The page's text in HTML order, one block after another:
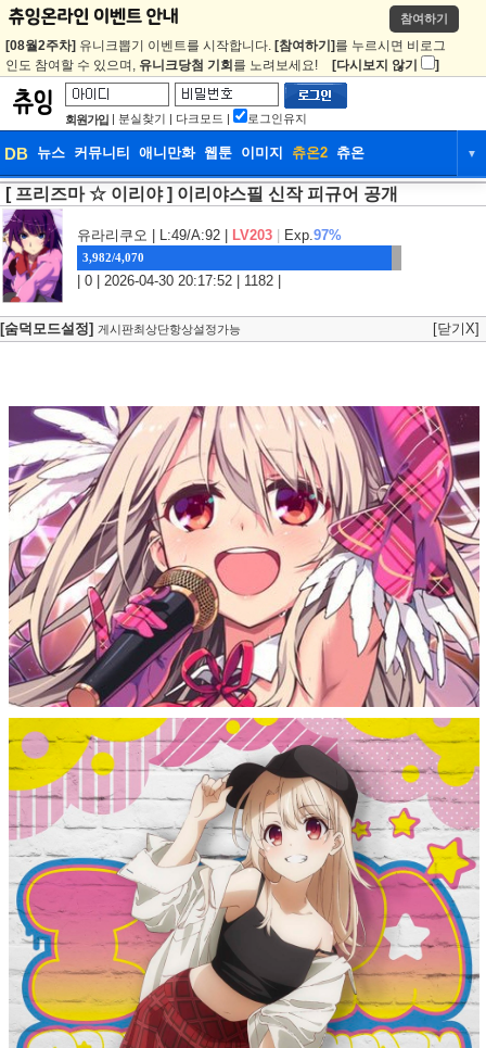
참여하기
[08월2주차] 유니크뽑기 이벤트를 시작합니다. [참여하기] 를 누르시면 비로그
인도 참여할 수 있으며, 유니크당첨 기회 를 노려보세요! [다시보지 않기 ]
회원가입 | 분실찾기 | 다크모드 | 로그인유지
DB 뉴스 커뮤니티 애니만화 웹툰 이미지 츄온2 츄온 ▼
DB 뉴스 커뮤니티 애니만화
웹툰 이미지 츄온2
[ 프리즈마 ☆ 이리야 ] 이리야스필 신작 피규어 공개
유라리쿠오 | L:49/A:92 | LV203 Exp.97%
3,982/4,070
| 0 | 2026-04-30 20:17:52 | 1182 |
[숨덕모드설정] 게시판최상단항상설정가능 [닫기X]